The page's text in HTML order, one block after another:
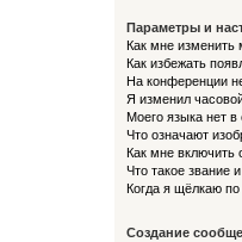
Параметры и
Как мне изменить
Как избежать
На конференции
Я изменил
Моего языка нет в
Что означают
Как мне включить
Что такое звание
Когда я щёлкаю
Создание